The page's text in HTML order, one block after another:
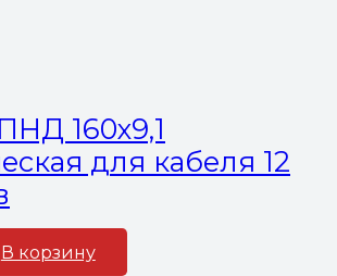
160х9,1
для кабеля 12
В корзину